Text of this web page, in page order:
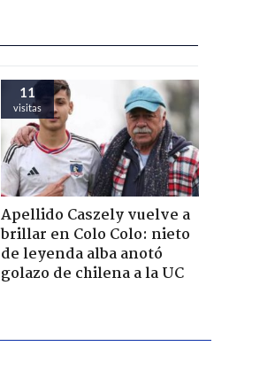
11
visitas
Apellido Caszely vuelve a
brillar en Colo Colo: nieto
de leyenda alba anotó
golazo de chilena a la UC